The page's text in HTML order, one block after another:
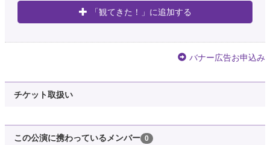
「観てきた！」に追加する
バナー広告お申込み
チケット取扱い
この公演に携わっているメンバー 0